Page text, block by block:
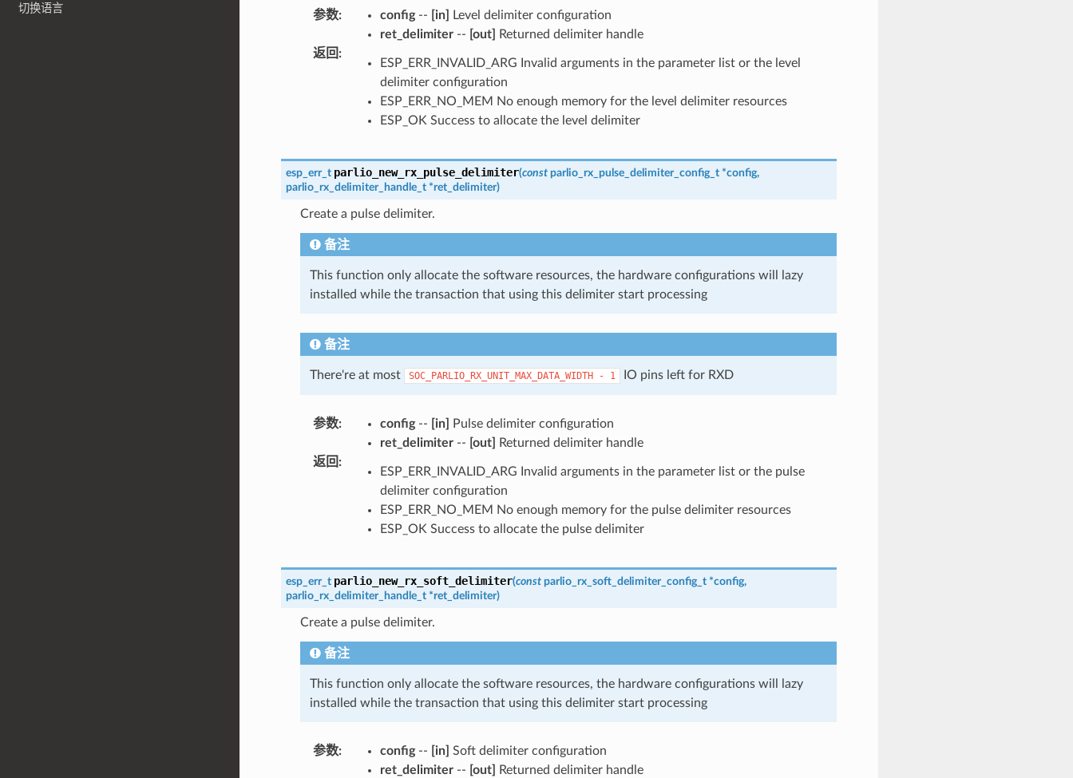
切换语言
参数: config-- [in]
Level delimiter configuration
ret_delimiter-- [out]
Returned delimiter handle
返回 :
ESP_ERR_INVALID_ARG Invalid arguments in the parameter list or the level
delimiter configuration
ESP_ERR_NO_MEM No enough memory for the level delimiter resources
ESP_OK Success to allocate the level delimiter
esp_err_t parlio_new_rx_pulse_delimiter(const parlio_rx_pulse_delimiter_config_t *config,
parlio_rx_delimiter_handle_t *ret_delimiter)
Create a pulse delimiter.
备注
This function only allocate the software resources, the hardware configurations will lazy
installed while the transaction that using this delimiter start processing
备注
There're at most SOC_PARLIO_RX_UNIT_MAX_DATA_WIDTH - 1 IO pins left for RXD
参数: config-- [in]
Pulse delimiter configuration
ret_delimiter-- [out]
Returned delimiter handle
返回 :
ESP_ERR_INVALID_ARG Invalid arguments in the parameter list or the pulse
delimiter configuration
ESP_ERR_NO_MEM No enough memory for the pulse delimiter resources
ESP_OK Success to allocate the pulse delimiter
esp_err_t parlio_new_rx_soft_delimiter(const parlio_rx_soft_delimiter_config_t *config,
parlio_rx_delimiter_handle_t *ret_delimiter)
Create a pulse delimiter.
备注
This function only allocate the software resources, the hardware configurations will lazy
installed while the transaction that using this delimiter start processing
参数: config-- [in] Soft delimiter configuration
ret_delimiter-- [out]
Returned delimiter handle